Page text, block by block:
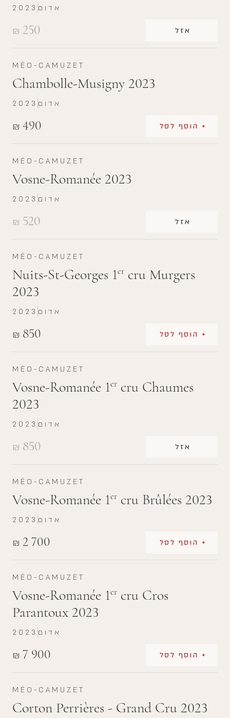
₪ 250 אזל
2023 אדום
MÉO-CAMUZET
Chambolle-Musigny 2023
₪ 490 + הוסף לסל
2023 אדום
MÉO-CAMUZET
Vosne-Romanée 2023
₪ 520 אזל
2023 אדום
MÉO-CAMUZET
Nuits-St-Georges 1er cru Murgers
2023
₪ 850 + הוסף לסל
2023 אדום
MÉO-CAMUZET
Vosne-Romanée 1er cru Chaumes
2023
₪ 850 אזל
2023 אדום
MÉO-CAMUZET
Vosne-Romanée 1er cru Brûlées 2023
₪ 2 700 + הוסף לסל
2023 אדום
MÉO-CAMUZET
Vosne-Romanée 1er cru Cros
Parantoux 2023
₪ 7 900 + הוסף לסל
2023 אדום
MÉO-CAMUZET
Corton Perrières - Grand Cru 2023